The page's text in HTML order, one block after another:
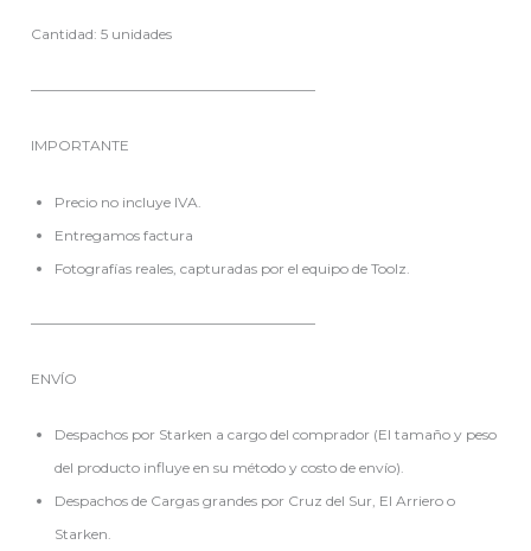
Cantidad: 5 unidades
————————————————————
IMPORTANTE
Precio no incluye IVA.
Entregamos factura
Fotografías reales, capturadas por el equipo de Toolz.
————————————————————
ENVÍO
Despachos por Starken a cargo del comprador (El tamaño y peso
del producto influye en su método y costo de envío).
Despachos de Cargas grandes por Cruz del Sur, El Arriero o
Starken.